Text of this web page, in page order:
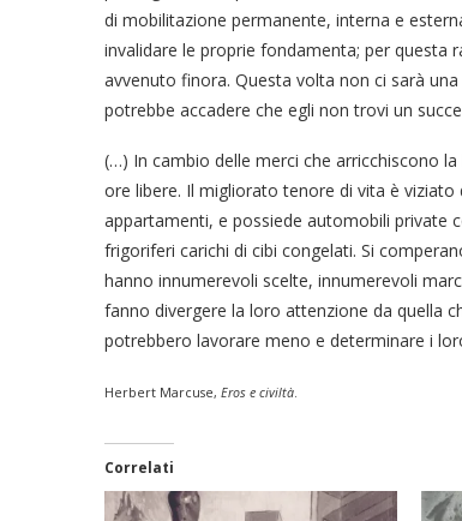
di mobilitazione permanente, interna e
invalidare le proprie fondamenta; per questa
avvenuto finora. Questa volta non ci sarà
potrebbe accadere che egli non trovi un
(…) In cambio delle merci che arricchiscono
ore libere. Il migliorato tenore di vita è
appartamenti, e possiede automobili private
frigoriferi carichi di cibi congelati. Si
hanno innumerevoli scelte, innumerevoli
fanno divergere la loro attenzione da quella
potrebbero lavorare meno e determinare i
Herbert Marcuse, Eros e civiltà.
Correlati